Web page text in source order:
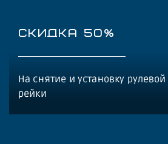
СКИДКА 50%
На снятие и установку рулевой
рейки